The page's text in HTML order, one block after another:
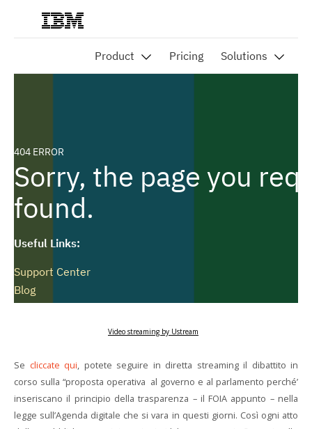
Video streaming by Ustream
Se cliccate qui, potete seguire in diretta streaming il dibattito in
corso sulla “proposta operativa al governo e al parlamento perché’
inseriscano il principio della trasparenza – il FOIA appunto – nella
legge sull’Agenda digitale che si vara in questi giorni. Così ogni atto